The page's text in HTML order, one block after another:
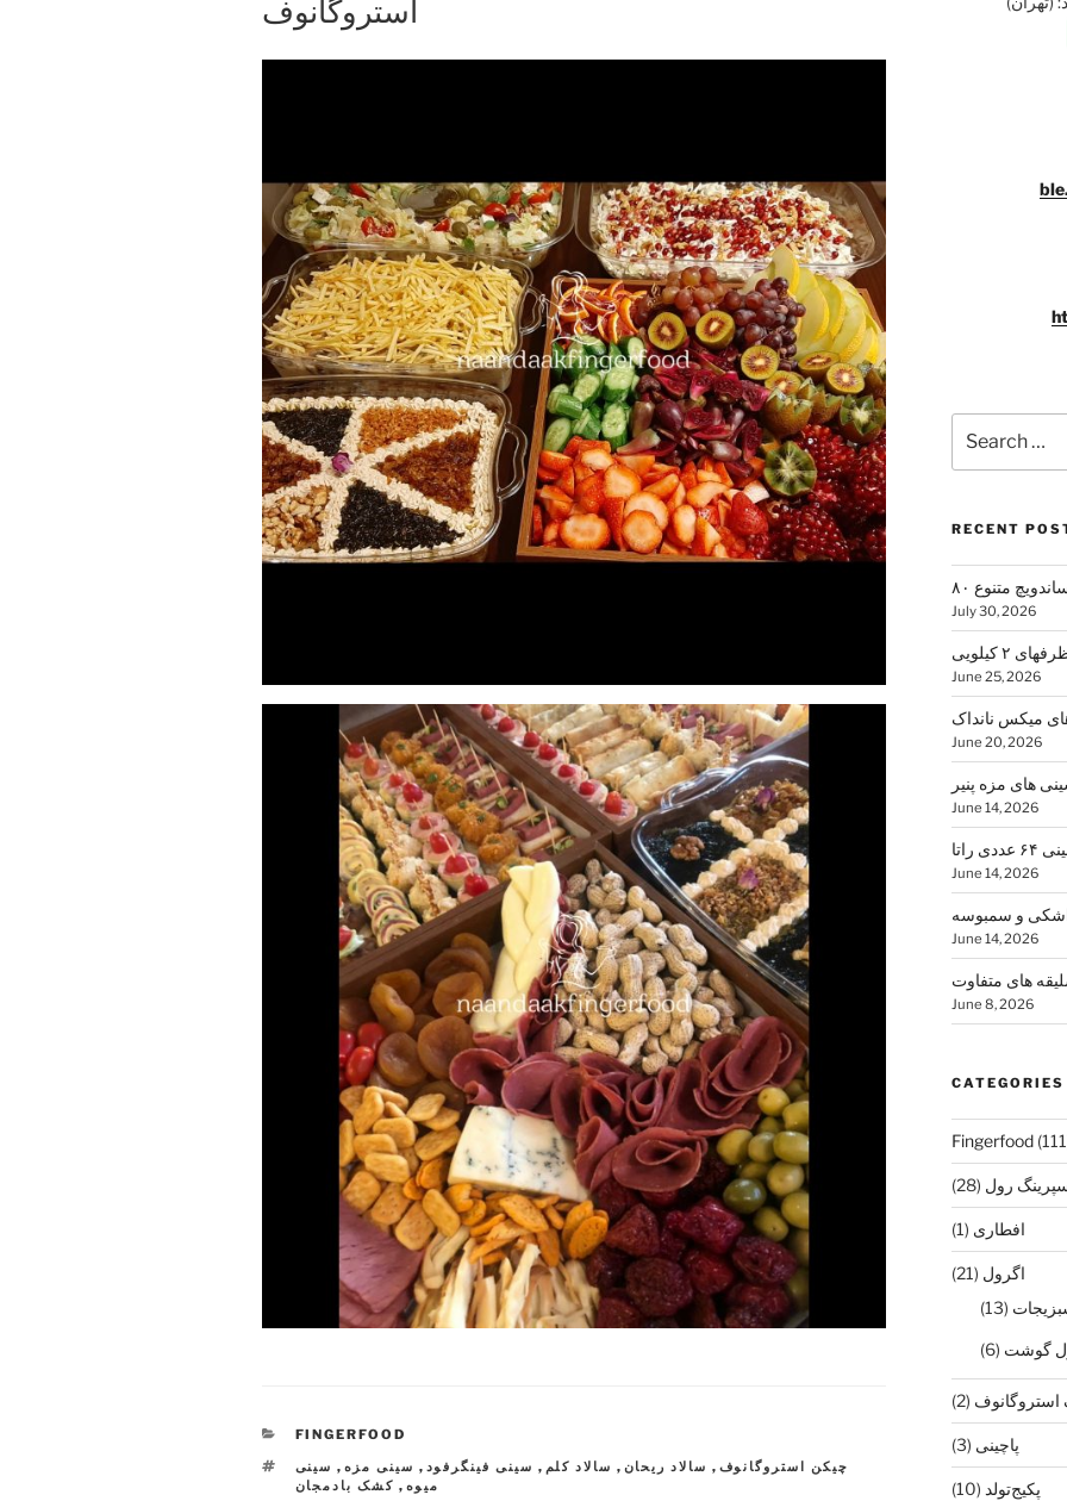
استروگانوف
CATEGORIES
FINGERFOOD
TAGS
چیکن استروگانوف , سالاد ریحان , سالاد کلم , سینی فینگرفود , سینی مزه , سینی
میوه , کشک بادمجان
for:
RECENT
ساندویچ متنوع
July 30, 2026
۲ کیلویی
June 25, 2026
میکس نانداک
June 20, 2026
June 14, 2026
عددی راتا
June 14, 2026
June 14, 2026
های متفاوت
June 8, 2026
CATEGORIES
Fingerfood
رول (28)
افطاری (1)
اگرول (21)
(13)
گوشت (6)
استروگانوف (2)
پاچینی (3)
پکیج‌تولد (10)